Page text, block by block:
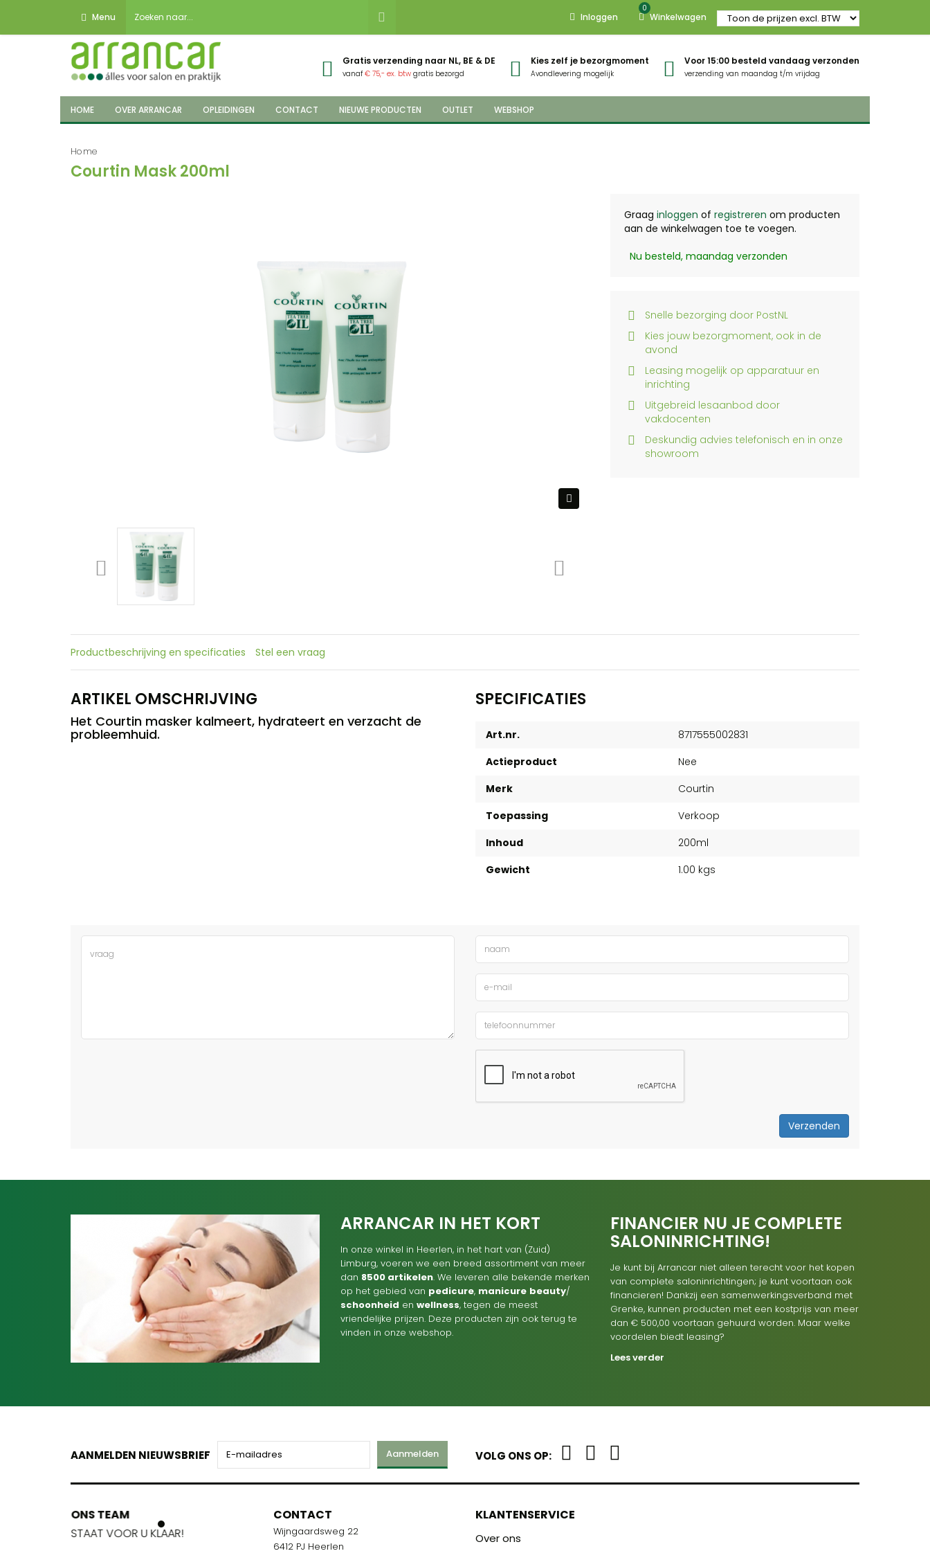
Menu Inloggen
0
Winkelwagen
Gratis verzending naar NL, BE & DE
vanaf€ 75,- ex. btw gratis bezorgd
Kies zelf je bezorgmoment
Avondlevering mogelijk
Voor 15:00 besteld vandaag verzonden
verzending van maandag t/m vrijdag
HOME OVER ARRANCAR OPLEIDINGEN CONTACT NIEUWE PRODUCTEN OUTLET WEBSHOP
Home
Courtin Mask 200ml
Graag inloggen of registreren om producten
aan de winkelwagen toe te voegen.
Nu besteld, maandag verzonden
Snelle bezorging door PostNL
Kies jouw bezorgmoment, ook in de
avond
Leasing mogelijk op apparatuur en
inrichting
Uitgebreid lesaanbod door
vakdocenten
Deskundig advies telefonisch en in onze
showroom
Productbeschrijving en specificaties Stel een vraag
ARTIKEL OMSCHRIJVING
Het Courtin masker kalmeert, hydrateert en verzacht de
probleemhuid.
SPECIFICATIES
Art.nr.
8717555002831
Actieproduct
Nee
Merk
Courtin
Toepassing
Verkoop
Inhoud
200ml
Gewicht
1.00 kgs
Verzenden
ARRANCAR IN HET KORT
In onze winkel in Heerlen, in het hart van (Zuid)
Limburg, voeren we een breed assortiment van meer
dan 8500 artikelen. We leveren alle bekende merken
op het gebied van pedicure, manicure beauty/
schoonheid en wellness, tegen de meest
vriendelijke prijzen. Deze producten zijn ook terug te
vinden in onze webshop.
FINANCIER NU JE COMPLETE
SALONINRICHTING!
Je kunt bij Arrancar niet alleen terecht voor het kopen
van complete saloninrichtingen; je kunt voortaan ook
financieren! Dankzij een samenwerkingsverband met
Grenke, kunnen producten met een kostprijs van meer
dan € 500,00 voortaan gehuurd worden. Maar welke
voordelen biedt leasing?
Lees verder
AANMELDEN NIEUWSBRIEF Aanmelden VOLG ONS OP:
ONS TEAM
STAAT VOOR U KLAAR!
ONS TEAM
STAAT VOOR U KLAAR!
CONTACT
Wijngaardsweg 22
6412 PJ Heerlen
KLANTENSERVICE
Over ons